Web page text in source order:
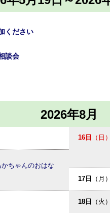
ください
談会
2026年8月
ちゃんのおはな
16日 （日）
17日 （月）
18日 （火）